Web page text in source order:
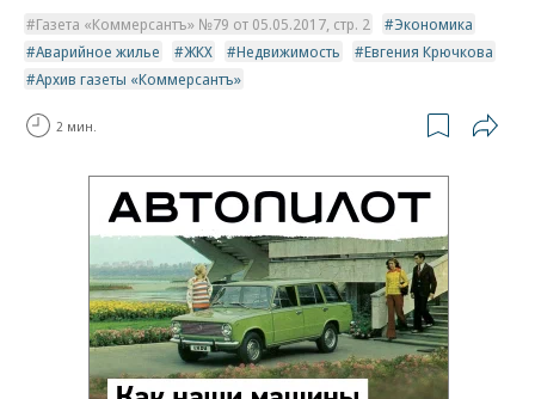
Газета «Коммерсантъ» №79 от 05.05.2017, стр. 2
Экономика
Аварийное жилье
ЖКХ Недвижимость
Евгения Крючкова
Архив газеты «Коммерсантъ»
2 мин.